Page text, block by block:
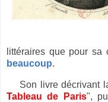
littéraires que pour sa
beaucoup.
Son livre décrivant
Tableau de Paris",